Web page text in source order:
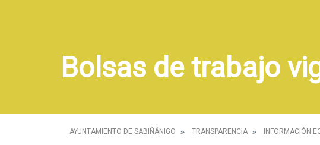
Bolsas de trabajo
AYUNTAMIENTO DE SABIÑÁNIGO TRANSPARENCIA INFORMACIÓN